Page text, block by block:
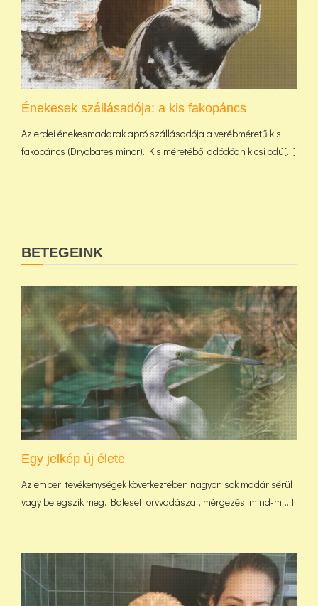
Énekesek szállásadója: a kis fakopáncs
Az erdei énekesmadarak apró szállásadója a verébméretű kis
fakopáncs (Dryobates minor). Kis méretéből adódóan kicsi odú[...]
BETEGEINK
Egy jelkép új élete
Az emberi tevékenységek következtében nagyon sok madár sérül
vagy betegszik meg. Baleset, orvvadászat, mérgezés: mind-m[...]